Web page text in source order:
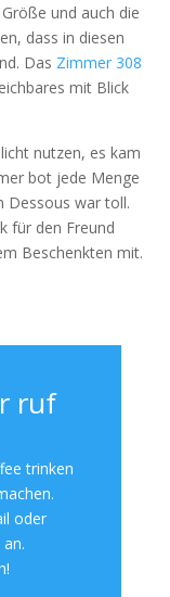
und auch die
dass in diesen
Das Zimmer 308
mit Blick
nutzen, es kam
bot jede Menge
Dessous war toll.
für den Freund
Beschenkten mit.
ruf
trinken
oder